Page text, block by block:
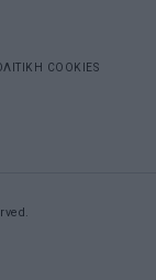
COOKIES